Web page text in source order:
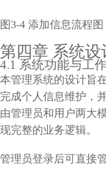
图3-4 添加信息流程图
第四章 系统设
4.1 系统功能与工
本管理系统的设计旨
完成个人信息维护，
由管理员和用户两大
现完整的业务逻辑。
管理员登录后可直接